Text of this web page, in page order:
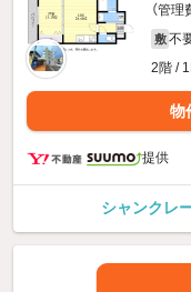
（管理
敷 不
2階 /
物
提供
シャンクレ